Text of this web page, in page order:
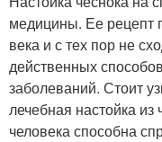
медицины. Ее рецепт
века и с тех пор не
действенных
заболеваний. Стоит
лечебная настойка из
человека способна